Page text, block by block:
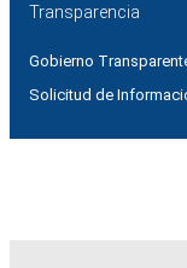
Transparencia
Gobierno
Solicitud de